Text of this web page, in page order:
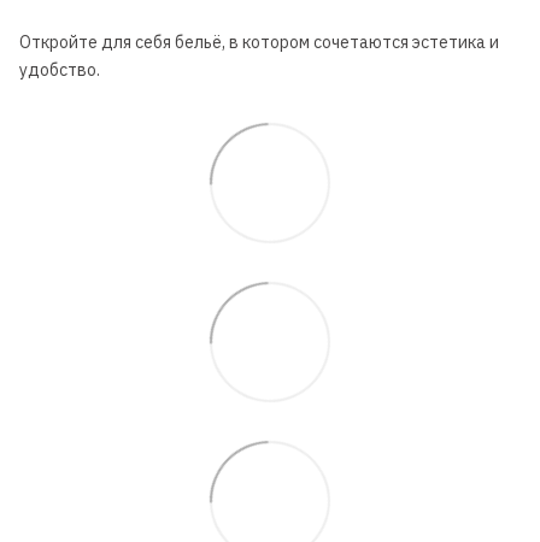
Откройте для себя бельё, в котором сочетаются эстетика и
удобство.